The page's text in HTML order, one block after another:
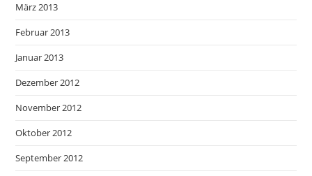
März 2013
Februar 2013
Januar 2013
Dezember 2012
November 2012
Oktober 2012
September 2012